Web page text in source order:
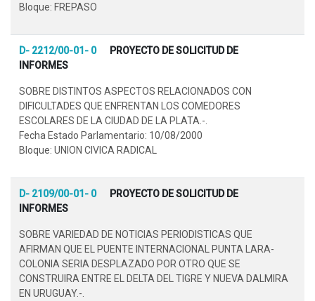
Bloque: FREPASO
D- 2212/00-01- 0
PROYECTO DE SOLICITUD DE
INFORMES
SOBRE DISTINTOS ASPECTOS RELACIONADOS CON
DIFICULTADES QUE ENFRENTAN LOS COMEDORES
ESCOLARES DE LA CIUDAD DE LA PLATA.-.
Fecha Estado Parlamentario: 10/08/2000
Bloque: UNION CIVICA RADICAL
D- 2109/00-01- 0
PROYECTO DE SOLICITUD DE
INFORMES
SOBRE VARIEDAD DE NOTICIAS PERIODISTICAS QUE
AFIRMAN QUE EL PUENTE INTERNACIONAL PUNTA LARA-
COLONIA SERIA DESPLAZADO POR OTRO QUE SE
CONSTRUIRA ENTRE EL DELTA DEL TIGRE Y NUEVA DALMIRA
EN URUGUAY.-.